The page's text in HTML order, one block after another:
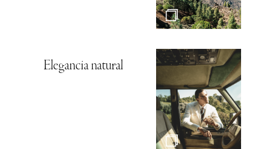
Elegancia natural